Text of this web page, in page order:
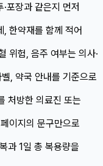
포장과 같은지 먼저
, 한약재를 함께 적어
위험, 음주 여부는 의사·
, 약국 안내를 기준으로
처방한 의료진 또는
이지의 문구만으로
과 1일 총 복용량을